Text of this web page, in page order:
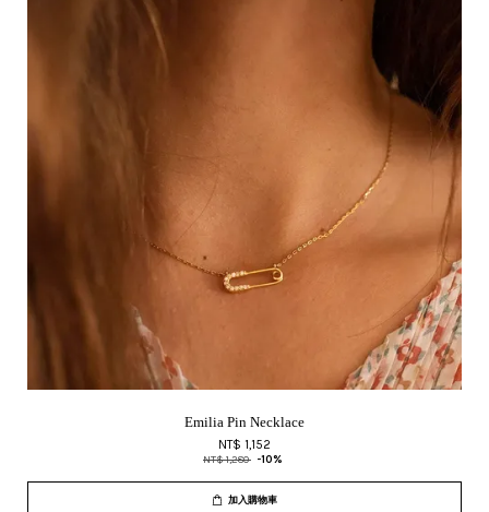
Emilia Pin Necklace
NT$ 1,152
NT$ 1,280 -10%
加入購物車